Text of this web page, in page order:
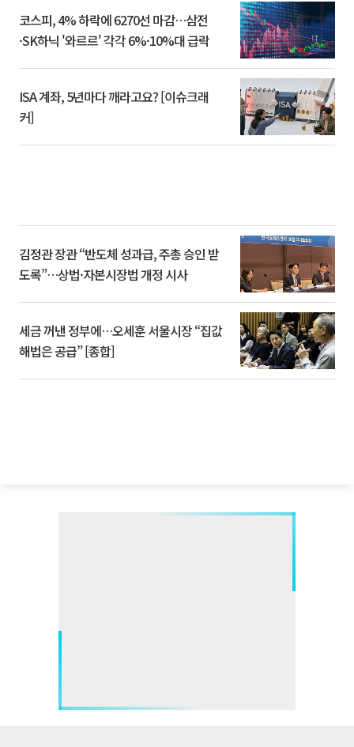
코스피, 4% 하락에 6270선 마감…삼전
·SK하닉 '와르르' 각각 6%·10%대 급락
ISA 계좌, 5년마다 깨라고요? [이슈크래
커]
김정관 장관 “반도체 성과급, 주총 승인 받
도록”…상법·자본시장법 개정 시사
세금 꺼낸 정부에…오세훈 서울시장 “집값
해법은 공급” [종합]